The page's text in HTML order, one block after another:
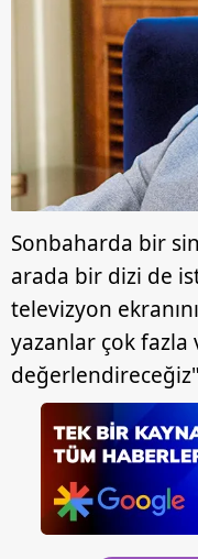
Sonbaharda bir
arada bir dizi de
televizyon
yazanlar çok fazla